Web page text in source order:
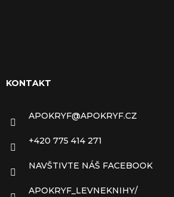
KONTAKT
APOKRYF@APOKRYF.CZ
+420 775 414 271
NAVŠTIVTE NÁŠ FACEBOOK
APOKRYF_LEVNEKNIHY/